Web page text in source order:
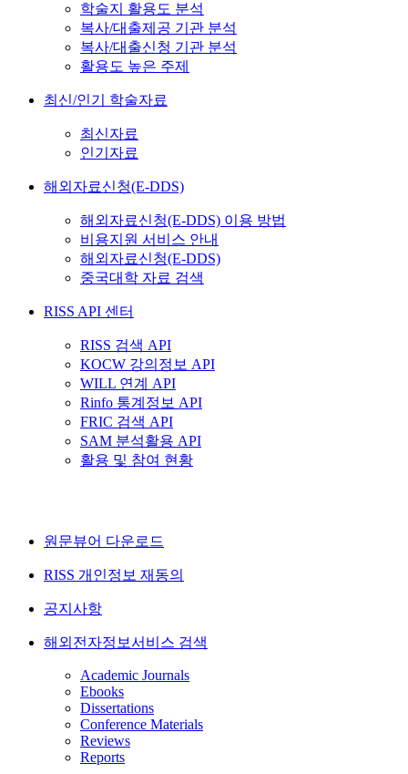
학술지 활용도 분석
복사/대출제공 기관 분석
복사/대출신청 기관 분석
활용도 높은 주제
최신/인기 학술자료
최신자료
인기자료
해외자료신청(E-DDS)
해외자료신청(E-DDS) 이용 방법
비용지원 서비스 안내
해외자료신청(E-DDS)
중국대학 자료 검색
RISS API 센터
RISS 검색 API
KOCW 강의정보 API
WILL 연계 API
Rinfo 통계정보 API
FRIC 검색 API
SAM 분석활용 API
활용 및 참여 현황
원문뷰어 다운로드
RISS 개인정보 재동의
공지사항
해외전자정보서비스 검색
Academic Journals
Ebooks
Dissertations
Conference Materials
Reviews
Reports